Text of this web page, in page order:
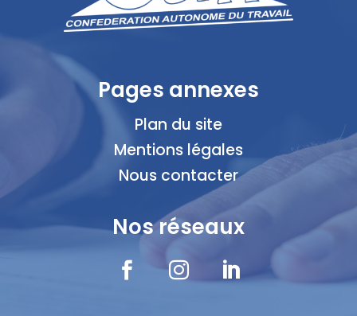
Pages annexes
Plan du site
Mentions légales
Nous contacter
Nos réseaux
  